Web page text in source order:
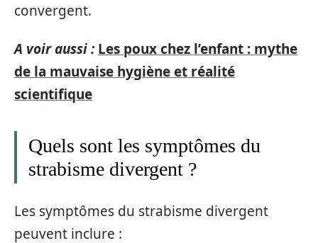
convergent.
A voir aussi : Les poux chez l’enfant : mythe
de la mauvaise hygiène et réalité
scientifique
Quels sont les symptômes du
strabisme divergent ?
Les symptômes du strabisme divergent
peuvent inclure :